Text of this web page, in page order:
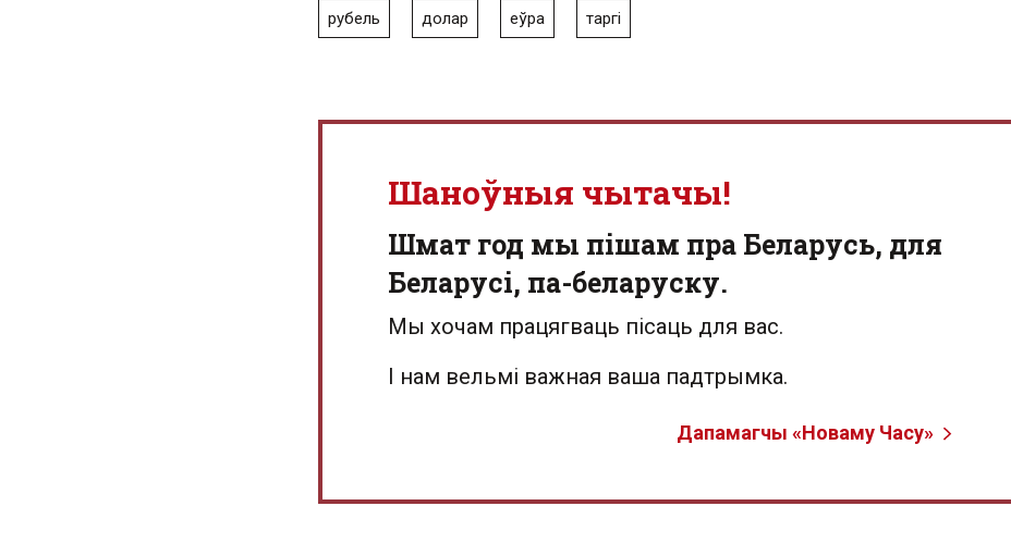
рубель долар еўра таргі
Шаноўныя чытачы!
Шмат год мы пішам пра Беларусь, для
Беларусі, па-беларуску.
Мы хочам працягваць пісаць для вас.
І нам вельмі важная ваша падтрымка.
Дапамагчы «Новаму Часу»